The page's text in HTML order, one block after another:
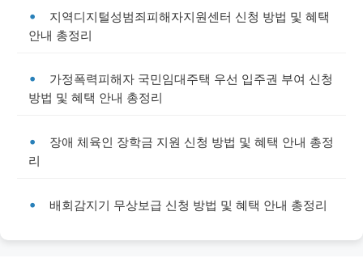
지역디지털성범죄피해자지원센터 신청 방법 및 혜택
안내 총정리
가정폭력피해자 국민임대주택 우선 입주권 부여 신청
방법 및 혜택 안내 총정리
장애 체육인 장학금 지원 신청 방법 및 혜택 안내 총정
리
배회감지기 무상보급 신청 방법 및 혜택 안내 총정리